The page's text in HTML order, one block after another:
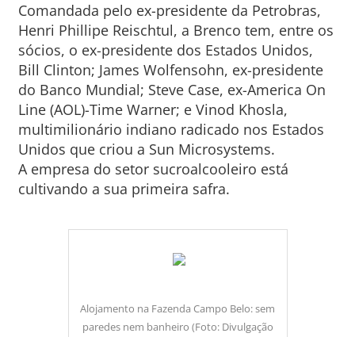
Comandada pelo ex-presidente da Petrobras,
Henri Phillipe Reischtul, a Brenco tem, entre os
sócios, o ex-presidente dos Estados Unidos,
Bill Clinton; James Wolfensohn, ex-presidente
do Banco Mundial; Steve Case, ex-America On
Line (AOL)-Time Warner; e Vinod Khosla,
multimilionário indiano radicado nos Estados
Unidos que criou a Sun Microsystems.
A empresa do setor sucroalcooleiro está
cultivando a sua primeira safra.
Alojamento na Fazenda Campo Belo: sem
paredes nem banheiro (Foto: Divulgação